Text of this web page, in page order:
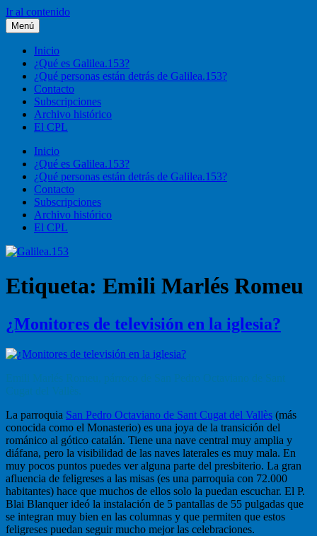
Ir al contenido
Galilea.153
Liturgia, pastoral, vida cristiana
Menú
Inicio
¿Qué es Galilea.153?
¿Qué personas están detrás de Galilea.153?
Contacto
Subscripciones
Archivo histórico
El CPL
Inicio
¿Qué es Galilea.153?
¿Qué personas están detrás de Galilea.153?
Contacto
Subscripciones
Archivo histórico
El CPL
Etiqueta: Emili Marlés Romeu
¿Monitores de televisión en la iglesia?
La parroquia San Pedro Octaviano de Sant Cugat del Vallès (más
conocida como el Monasterio) es una joya de la transición del
románico al gótico catalán. Tiene una nave central muy amplia y
diáfana, pero la visibilidad de las naves laterales es muy mala. En
muy pocos puntos puedes ver alguna parte del presbiterio. La gran
afluencia de feligreses a las misas (es una parroquia con 72.000
habitantes) hace que muchos de ellos solo la puedan escuchar. El P.
Blai Blanquer ideó la instalación de 5 pantallas de 55 pulgadas que
se integran muy bien en las columnas y que permiten que estos
feligreses puedan seguir mucho mejor las celebraciones.